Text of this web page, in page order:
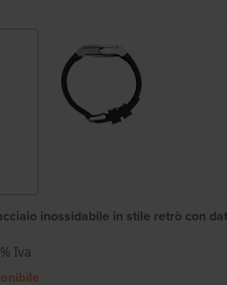
inossidabile in stile retrò con
Iva